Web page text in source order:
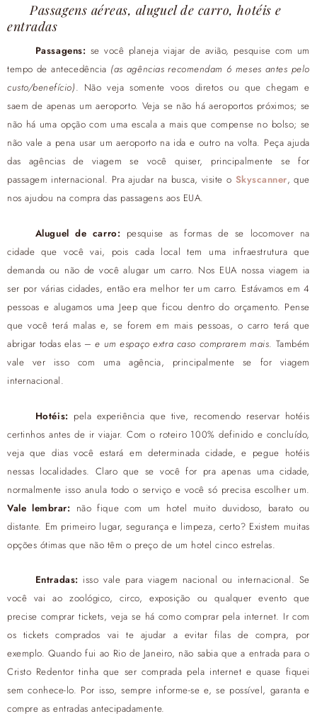
Passagens aéreas, aluguel de carro, hotéis e
entradas
Passagens: se você planeja viajar de avião, pesquise com um
tempo de antecedência (as agências recomendam 6 meses antes pelo
custo/benefício). Não veja somente voos diretos ou que chegam e
saem de apenas um aeroporto. Veja se não há aeroportos próximos; se
não há uma opção com uma escala a mais que compense no bolso; se
não vale a pena usar um aeroporto na ida e outro na volta. Peça ajuda
das agências de viagem se você quiser, principalmente se for
passagem internacional. Pra ajudar na busca, visite o Skyscanner, que
nos ajudou na compra das passagens aos EUA.
Aluguel de carro: pesquise as formas de se locomover na
cidade que você vai, pois cada local tem uma infraestrutura que
demanda ou não de você alugar um carro. Nos EUA nossa viagem ia
ser por várias cidades, então era melhor ter um carro. Estávamos em 4
pessoas e alugamos uma Jeep que ficou dentro do orçamento. Pense
que você terá malas e, se forem em mais pessoas, o carro terá que
abrigar todas elas –e um espaço extra caso comprarem mais. Também
vale ver isso com uma agência, principalmente se for viagem
internacional.
Hotéis: pela experiência que tive, recomendo reservar hotéis
certinhos antes de ir viajar. Com o roteiro 100% definido e concluído,
veja que dias você estará em determinada cidade, e pegue hotéis
nessas localidades. Claro que se você for pra apenas uma cidade,
normalmente isso anula todo o serviço e você só precisa escolher um.
Vale lembrar: não fique com um hotel muito duvidoso, barato ou
distante. Em primeiro lugar, segurança e limpeza, certo? Existem muitas
opções ótimas que não têm o preço de um hotel cinco estrelas.
Entradas: isso vale para viagem nacional ou internacional. Se
você vai ao zoológico, circo, exposição ou qualquer evento que
precise comprar tickets, veja se há como comprar pela internet. Ir com
os tickets comprados vai te ajudar a evitar filas de compra, por
exemplo. Quando fui ao Rio de Janeiro, não sabia que a entrada para o
Cristo Redentor tinha que ser comprada pela internet e quase fiquei
sem conhece-lo. Por isso, sempre informe-se e, se possível, garanta e
compre as entradas antecipadamente.